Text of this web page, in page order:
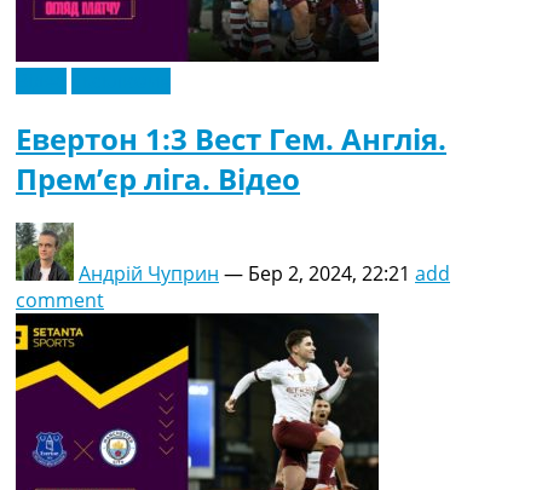
Евертон 1:3 Вест Гем. Англія.
Прем’єр ліга. Відео
Андрій Чуприн — Бер 2, 2024, 22:21 add
comment